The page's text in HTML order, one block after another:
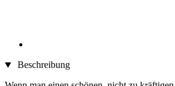
Beschreibung